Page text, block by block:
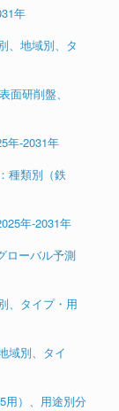
年
、地域別、タ
面研削盤、
年-2031年
種類別（鉄
年-2031年
ローバル予測
、タイプ・用
域別、タイ
用）、用途別分